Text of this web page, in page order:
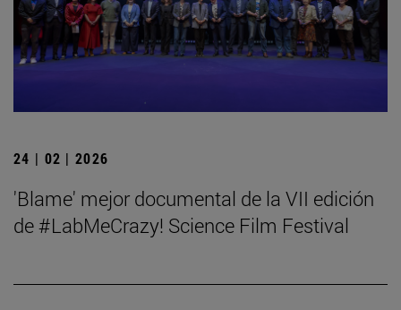
24 | 02 | 2026
'Blame' mejor documental de la VII edición
de #LabMeCrazy! Science Film Festival